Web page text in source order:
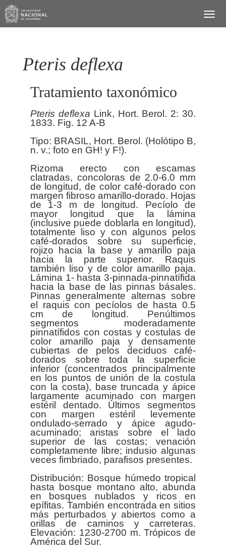
Pteris deflexa
Tratamiento taxonómico
Pteris deflexa Link, Hort. Berol. 2: 30.
1833. Fig. 12 A-B
Tipo: BRASIL, Hort. Berol. (Holótipo B,
n. v.; foto en GH! y F!).
Rizoma erecto con escamas
clatradas, concoloras de 2.0-6.0 mm
de longitud, de color café-dorado con
margen fibroso amarillo-dorado. Hojas
de 1-3 m de longitud. Pecíolo de
mayor longitud que la lámina
(inclusive puede doblarla en longitud),
totalmente liso y con algunos pelos
café-dorados sobre su superficie,
rojizo hacia la base y amarillo paja
hacia la parte superior. Raquis
también liso y de color amarillo paja.
Lámina 1- hasta 3-pinnada-pinnatífida
hacia la base de las pinnas básales.
Pinnas generalmente alternas sobre
el raquis con pecíolos de hasta 0.5
cm de longitud. Penúltimos
segmentos moderadamente
pinnatífidos con costas y costulas de
color amarillo paja y densamente
cubiertas de pelos deciduos café-
dorados sobre toda la superficie
inferior (concentrados principalmente
en los puntos de unión de la costula
con la costa), base truncada y ápice
largamente acuminado con margen
estéril dentado. Últimos segmentos
con margen estéril levemente
ondulado-serrado y ápice agudo-
acuminado; aristas sobre el lado
superior de las costas; venación
completamente libre; indusio algunas
veces fimbriado, parafisos presentes.
Distribución: Bosque húmedo tropical
hasta bosque montano alto, abunda
en bosques nublados y ricos en
epífitas. También encontrada en sitios
más perturbados y abiertos como a
orillas de caminos y carreteras.
Elevación: 1230-2700 m. Trópicos de
América del Sur.